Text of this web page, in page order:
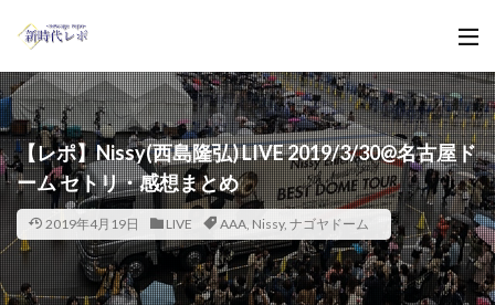
【レポ】Nissy(西島隆弘) LIVE 2019/3/30@名古屋ド
ーム セトリ・感想まとめ
2019年4月19日 LIVE AAA, Nissy, ナゴヤドーム